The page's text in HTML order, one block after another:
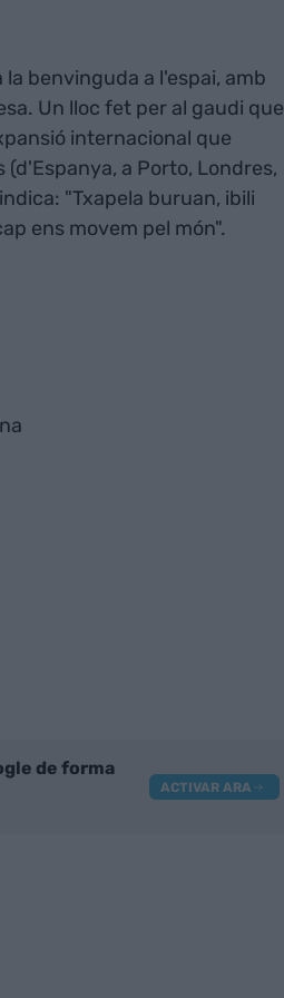
benvinguda a l'espai, amb
Un lloc fet per al gaudi que
internacional que
a Porto, Londres,
"Txapela buruan, ibili
ens movem pel món".
de forma
ACTIVAR ARA